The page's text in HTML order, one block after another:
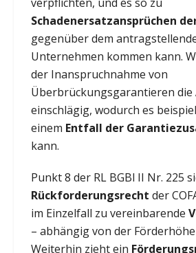
Schadenersatzansprüchen
gegenüber dem
Unternehmen kommen kann.
der Inanspruchnahme von
Überbrückungsgarantieren die
einschlägig, wodurch es
einem Entfall der
kann.
Punkt 8 der RL BGBl II Nr. 225
Rückforderungsrecht der
im Einzelfall zu vereinbarende
– abhängig von der
Weiterhin zieht ein